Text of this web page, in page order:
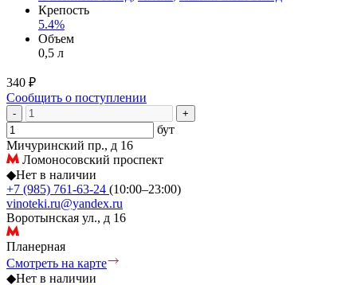
Крепость
5.4%
Объем
0,5 л
340 ₽
Сообщить о поступлении
- +
бут
Мичуринский пр., д 16
Ломоносовский проспект
◆Нет в наличии
+7 (985) 761-63-24 (10:00–23:00)
vinoteki.ru@yandex.ru
Воротынская ул., д 16
Планерная
Смотреть на карте
◆Нет в наличии